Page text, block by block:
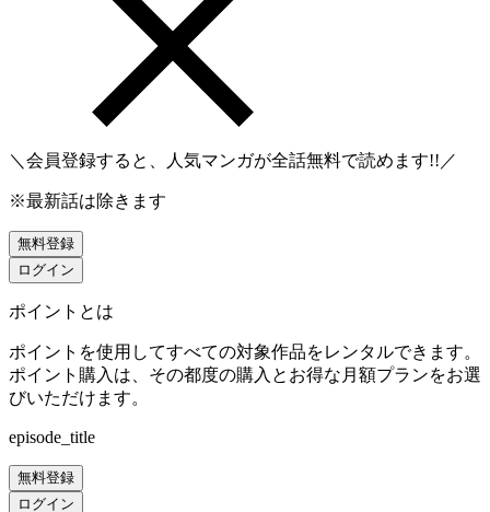
＼会員登録すると、人気マンガが全話無料で読めます!!／
※最新話は除きます
無料登録
ログイン
ポイントとは
ポイントを使用してすべての対象作品をレンタルできます。
ポイント購入は、その都度の購入とお得な月額プランをお選
びいただけます。
episode_title
無料登録
ログイン